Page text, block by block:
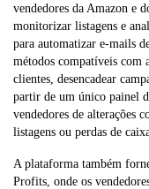
vendedores da Amazon e
monitorizar listagens e
para automatizar e-mails
métodos compatíveis com
clientes, desencadear
partir de um único painel
vendedores de alterações
listagens ou perdas de
A plataforma também
Profits, onde os